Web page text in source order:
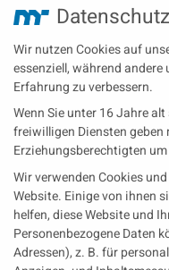
Technische Redaktion
Zulieferer
Öl-E-Fuels-
Neueste Beiträge
Wärme aus der Tiefe MTU
MAN Engines bringt
Marinebereich
Eine neue Generation von
operativen Testbetrieb
Wir nutzen Cookies auf
essenziell, während andere
Erfahrung zu verbessern.
Wenn Sie unter 16 Jahre
freiwilligen Diensten geben
Erziehungsberechtigten
Wir verwenden Cookies
Website. Einige von ihnen
helfen, diese Website und
Personenbezogene Daten
Adressen), z. B. für